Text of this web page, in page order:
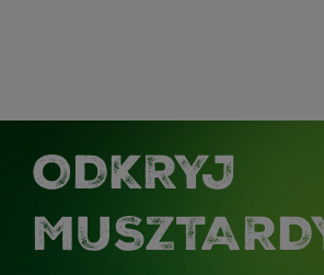
ODKRYJ